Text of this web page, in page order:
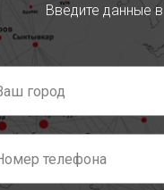
Введите данные